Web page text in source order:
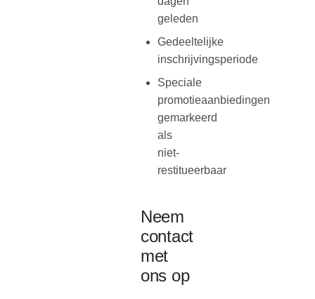
geleden
Gedeeltelijke
inschrijvingsperiode
Speciale
promotieaanbiedingen
gemarkeerd
als
niet-
restitueerbaar
Neem
contact
met
ons op